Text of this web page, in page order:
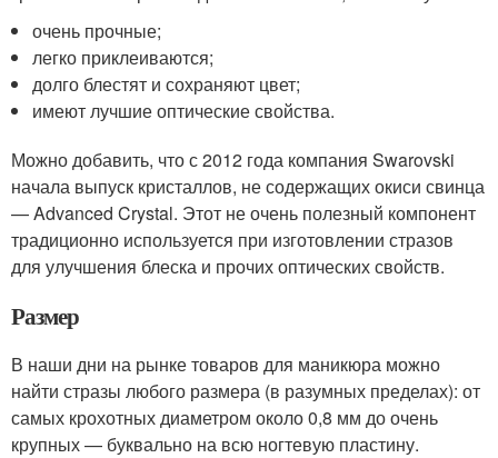
очень прочные;
легко приклеиваются;
долго блестят и сохраняют цвет;
имеют лучшие оптические свойства.
Можно добавить, что с 2012 года компания Swarovski
начала выпуск кристаллов, не содержащих окиси свинца
— Advanced Crystal. Этот не очень полезный компонент
традиционно используется при изготовлении стразов
для улучшения блеска и прочих оптических свойств.
Размер
В наши дни на рынке товаров для маникюра можно
найти стразы любого размера (в разумных пределах): от
самых крохотных диаметром около 0,8 мм до очень
крупных — буквально на всю ногтевую пластину.